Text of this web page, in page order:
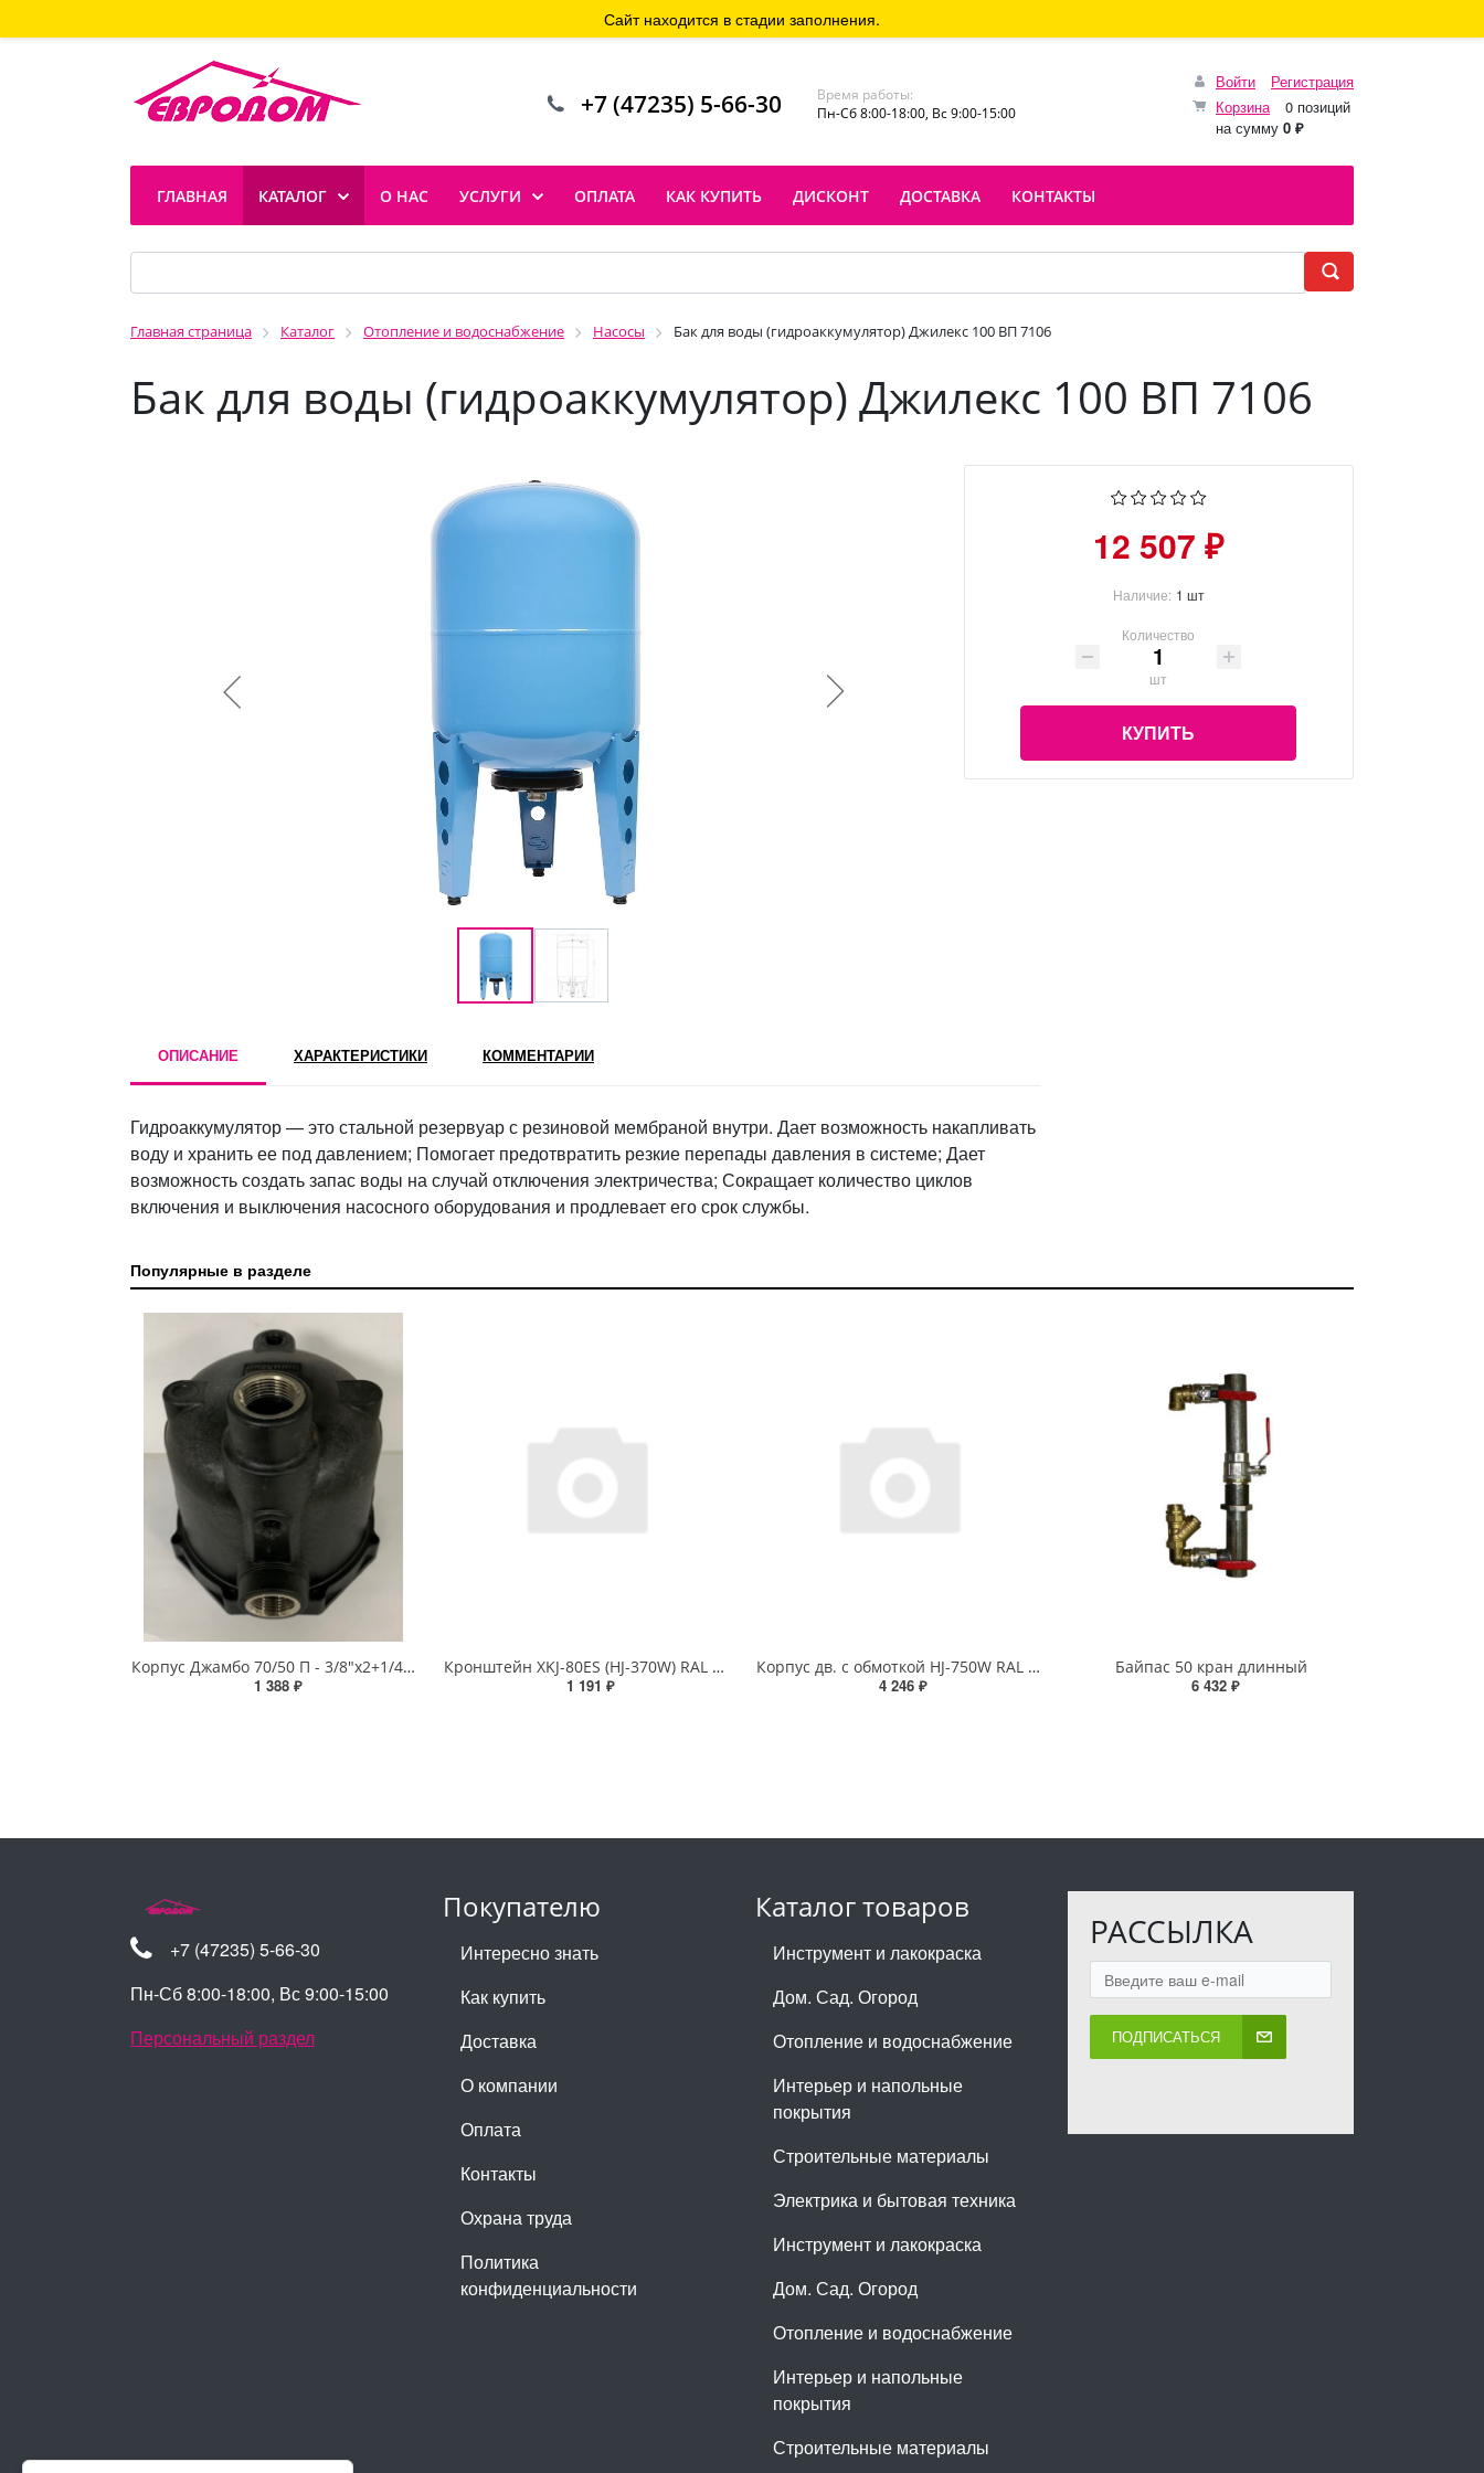
Войти
Регистрация
Корзина
0 позиций
на сумму 0 ₽
+7 (47235) 5-66-30
Время работы:
Пн-Сб 8:00-18:00, Вс 9:00-15:00
ГЛАВНАЯ КАТАЛОГ О НАС УСЛУГИ ОПЛАТА КАК КУПИТЬ ДИСКОНТ ДОСТАВКА КОНТАКТЫ
Главная страница Каталог Отопление и водоснабжение Насосы Бак для воды (гидроаккумулятор) Джилекс 100 ВП 7106
Бак для воды (гидроаккумулятор) Джилекс 100 ВП 7106
Сайт находится в стадии заполнения.
12 507 ₽
Наличие: 1 шт
Количество
шт
КУПИТЬ
ОПИСАНИЕ ХАРАКТЕРИСТИКИ КОММЕНТАРИИ
Гидроаккумулятор — это стальной резервуар с резиновой мембраной внутри. Дает возможность накапливать
воду и хранить ее под давлением; Помогает предотвратить резкие перепады давления в системе; Дает
возможность создать запас воды на случай отключения электричества; Сокращает количество циклов
включения и выключения насосного оборудования и продлевает его срок службы.
Популярные в разделе
Корпус Джамбо 70/50 П - 3/8"х2+1/4" (КОМФОРТ)
1 388 ₽
Кронштейн XKJ-80ES (HJ-370W) RAL 5012
1 191 ₽
Корпус дв. с обмоткой HJ-750W RAL 5012
4 246 ₽
Байпас 50 кран длинный
6 432 ₽
Покупателю
Интересно знать
Как купить
Доставка
О компании
Оплата
Контакты
Охрана труда
Политика
конфиденциальности
Каталог товаров
Инструмент и лакокраска
Дом. Сад. Огород
Отопление и водоснабжение
Интерьер и напольные
покрытия
Строительные материалы
Электрика и бытовая техника
Инструмент и лакокраска
Дом. Сад. Огород
Отопление и водоснабжение
Интерьер и напольные
покрытия
Строительные материалы
РАССЫЛКА
ПОДПИСАТЬСЯ
+7 (47235) 5-66-30
Пн-Сб 8:00-18:00, Вс 9:00-15:00
Персональный раздел